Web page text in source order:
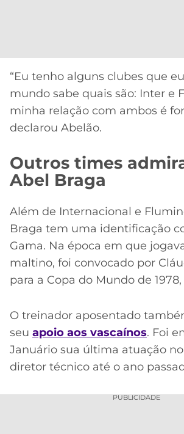
“Eu tenho alguns clubes que
mundo sabe quais são: Inter e
minha relação com ambos é
declarou Abelão.
Outros times
Abel Braga
Além de Internacional e
Braga tem uma identificação
Gama. Na época em que
maltino, foi convocado por
para a Copa do Mundo de
O treinador aposentado
seu apoio aos vascaínos. Foi
Januário sua última atuação
diretor técnico até o ano
PUBLICIDADE